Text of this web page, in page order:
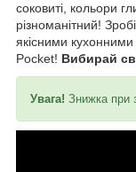
соковиті, кольори
різноманітний!
якісними
Pocket! Вибирай
Увага! Знижка при